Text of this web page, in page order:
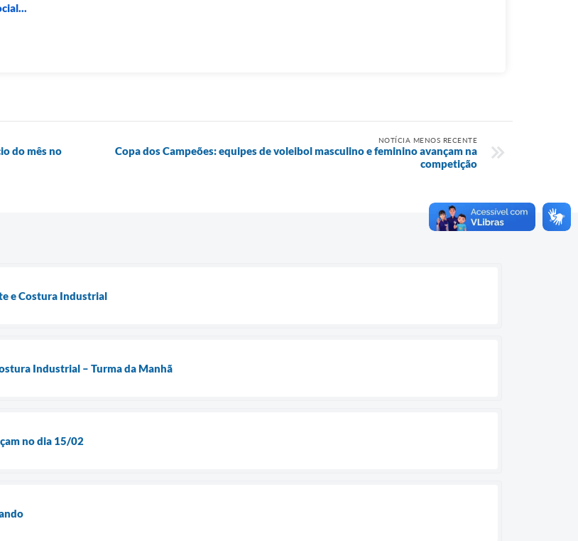
do mês no
NOTÍCIA MENOS RECENTE
Copa dos Campeões: equipes de voleibol masculino e feminino avançam na
competição
e Costura Industrial
Industrial – Turma da Manhã
no dia 15/02